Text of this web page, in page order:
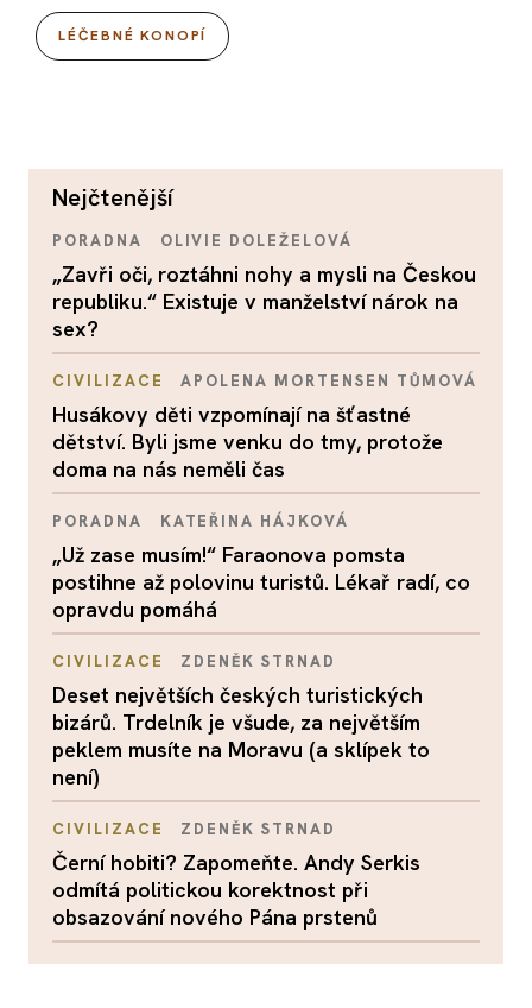
LÉČEBNÉ KONOPÍ
nejčtenější
PORADNA OLIVIE DOLEŽELOVÁ
„Zavři oči, roztáhni nohy a mysli na Českou
republiku.“ Existuje v manželství nárok na
sex?
CIVILIZACE APOLENA MORTENSEN TŮMOVÁ
Husákovy děti vzpomínají na šťastné
dětství. Byli jsme venku do tmy, protože
doma na nás neměli čas
PORADNA KATEŘINA HÁJKOVÁ
„Už zase musím!“ Faraonova pomsta
postihne až polovinu turistů. Lékař radí, co
opravdu pomáhá
CIVILIZACE ZDENĚK STRNAD
Deset největších českých turistických
bizárů. Trdelník je všude, za největším
peklem musíte na Moravu (a sklípek to
není)
CIVILIZACE ZDENĚK STRNAD
Černí hobiti? Zapomeňte. Andy Serkis
odmítá politickou korektnost při
obsazování nového Pána prstenů